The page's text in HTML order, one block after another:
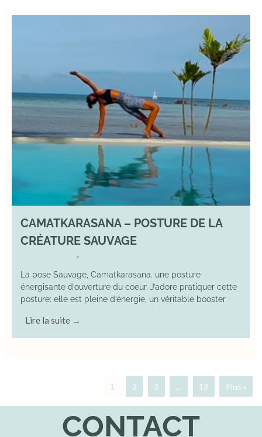
CAMATKARASANA – POSTURE DE LA
CRÉATURE SAUVAGE
•
La pose Sauvage, Camatkarasana. une posture
énergisante d’ouverture du coeur. J’adore pratiquer cette
posture: elle est pleine d’énergie, un véritable booster
Lire la suite →
1 2 3 … 13 Plus »
CONTACT